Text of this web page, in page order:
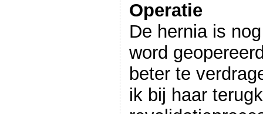
Operatie
De hernia is
word
beter te
ik bij haar